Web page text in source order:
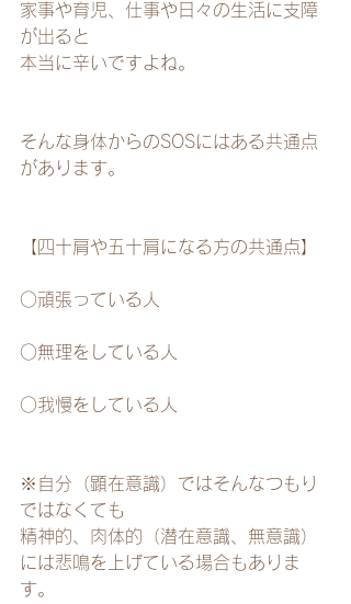
家事や育児、仕事や日々の生活に支障
が出ると
本当に辛いですよね。
そんな身体からのSOSにはある共通点
があります。
【四十肩や五十肩になる方の共通点】
○頑張っている人
○無理をしている人
○我慢をしている人
※自分（顕在意識）ではそんなつもり
ではなくても
精神的、肉体的（潜在意識、無意識）
には悲鳴を上げている場合もありま
す。